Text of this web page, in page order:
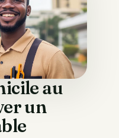
au
un